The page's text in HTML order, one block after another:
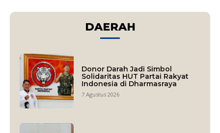
DAERAH
Donor Darah Jadi Simbol
Solidaritas HUT Partai Rakyat
Indonesia di Dharmasraya
7 Agustus 2026